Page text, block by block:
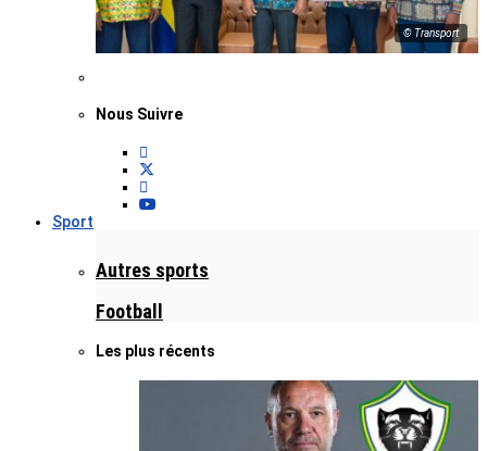
© Transport
Nous Suivre
Sport
Autres sports
Football
Les plus récents